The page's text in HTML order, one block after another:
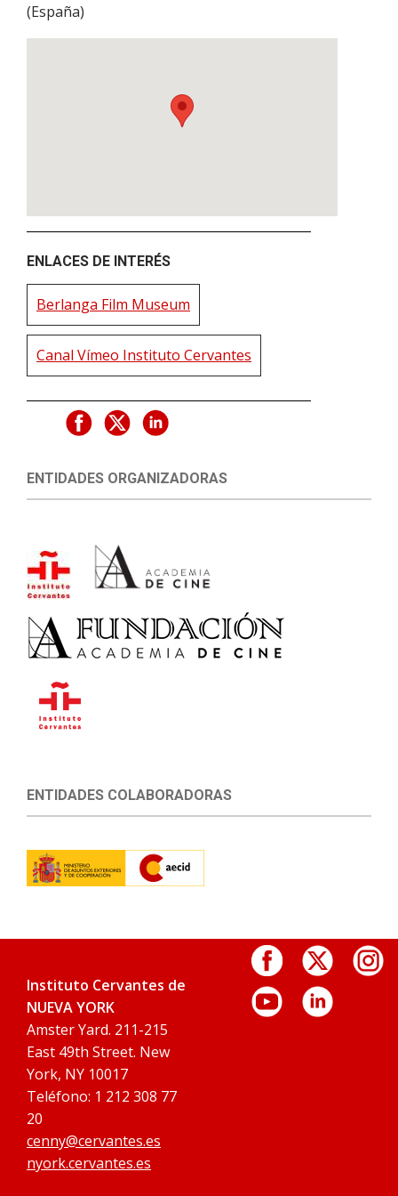
(España)
ENLACES DE INTERÉS
Berlanga Film Museum
Canal Vímeo Instituto Cervantes
ENTIDADES ORGANIZADORAS
ENTIDADES COLABORADORAS
Instituto Cervantes de
NUEVA YORK
Amster Yard. 211-215
East 49th Street. New
York, NY 10017
Teléfono: 1 212 308 77
20
cenny@cervantes.es
nyork.cervantes.es